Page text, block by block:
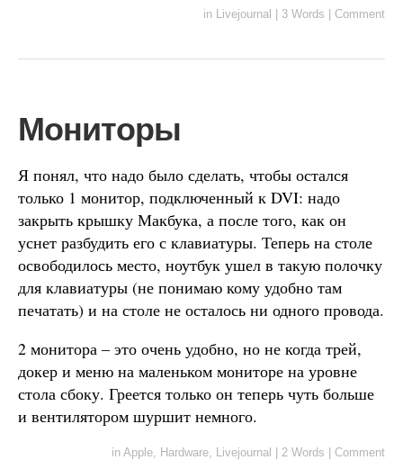
in Livejournal 3 Words Comment
Мониторы
Я понял, что надо было сделать, чтобы остался
только 1 монитор, подключенный к DVI: надо
закрыть крышку Макбука, а после того, как он
уснет разбудить его с клавиатуры. Теперь на столе
освободилось место, ноутбук ушел в такую полочку
для клавиатуры (не понимаю кому удобно там
печатать) и на столе не осталось ни одного провода.
2 монитора – это очень удобно, но не когда трей,
докер и меню на маленьком мониторе на уровне
стола сбоку. Греется только он теперь чуть больше
и вентилятором шуршит немного.
in Apple Hardware Livejournal 2 Words Comment